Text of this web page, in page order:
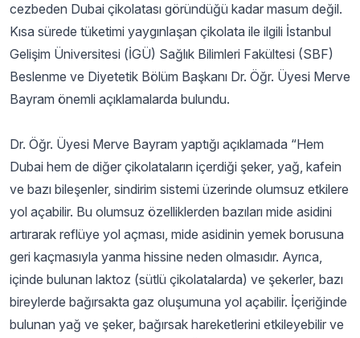
cezbeden Dubai çikolatası göründüğü kadar masum değil.
Kısa sürede tüketimi yaygınlaşan çikolata ile ilgili İstanbul
Gelişim Üniversitesi (İGÜ) Sağlık Bilimleri Fakültesi (SBF)
Beslenme ve Diyetetik Bölüm Başkanı Dr. Öğr. Üyesi Merve
Bayram önemli açıklamalarda bulundu.
Dr. Öğr. Üyesi Merve Bayram yaptığı açıklamada “Hem
Dubai hem de diğer çikolataların içerdiği şeker, yağ, kafein
ve bazı bileşenler, sindirim sistemi üzerinde olumsuz etkilere
yol açabilir. Bu olumsuz özelliklerden bazıları mide asidini
artırarak reflüye yol açması, mide asidinin yemek borusuna
geri kaçmasıyla yanma hissine neden olmasıdır. Ayrıca,
içinde bulunan laktoz (sütlü çikolatalarda) ve şekerler, bazı
bireylerde bağırsakta gaz oluşumuna yol açabilir. İçeriğinde
bulunan yağ ve şeker, bağırsak hareketlerini etkileyebilir ve